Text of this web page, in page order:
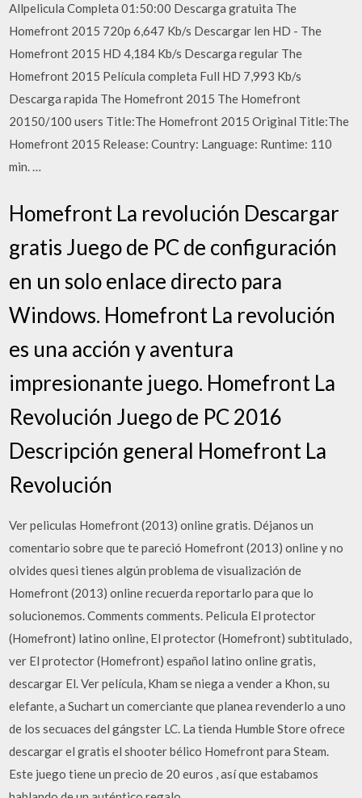
Allpelicula Completa 01:50:00 Descarga gratuita The
Homefront 2015 720p 6,647 Kb/s Descargar len HD - The
Homefront 2015 HD 4,184 Kb/s Descarga regular The
Homefront 2015 Película completa Full HD 7,993 Kb/s
Descarga rapida The Homefront 2015 The Homefront
20150/100 users Title:The Homefront 2015 Original Title:The
Homefront 2015 Release: Country: Language: Runtime: 110
min. …
Homefront La revolución Descargar
gratis Juego de PC de configuración
en un solo enlace directo para
Windows. Homefront La revolución
es una acción y aventura
impresionante juego. Homefront La
Revolución Juego de PC 2016
Descripción general Homefront La
Revolución
Ver peliculas Homefront (2013) online gratis. Déjanos un
comentario sobre que te pareció Homefront (2013) online y no
olvides quesi tienes algún problema de visualización de
Homefront (2013) online recuerda reportarlo para que lo
solucionemos. Comments comments. Pelicula El protector
(Homefront) latino online, El protector (Homefront) subtitulado,
ver El protector (Homefront) español latino online gratis,
descargar El. Ver película, Kham se niega a vender a Khon, su
elefante, a Suchart un comerciante que planea revenderlo a uno
de los secuaces del gángster LC. La tienda Humble Store ofrece
descargar el gratis el shooter bélico Homefront para Steam.
Este juego tiene un precio de 20 euros , así que estabamos